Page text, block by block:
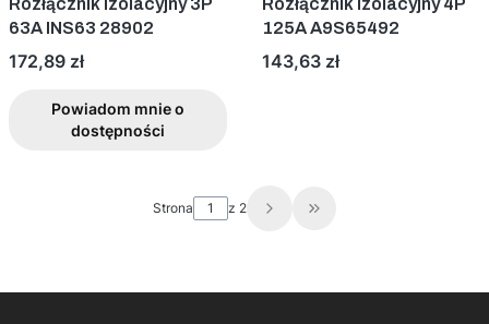
Rozłącznik izolacyjny 3P
63A INS63 28902
Cena
172,89 zł
Powiadom mnie o
dostępności
Rozłącznik izolacyjny 4P
125A A9S65492
Cena
143,63 zł
Strona z 2 Przejdź do ostatniej